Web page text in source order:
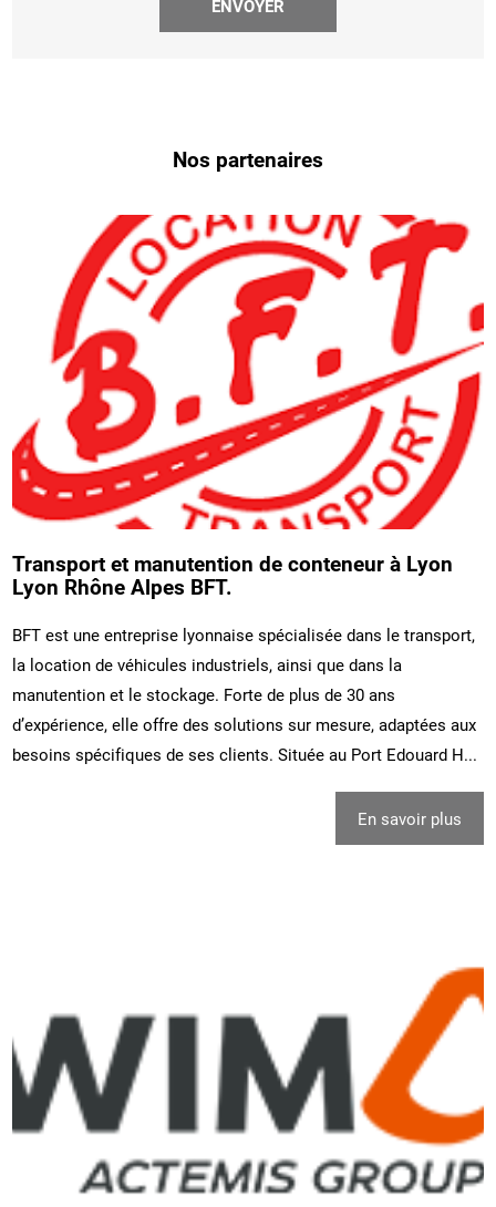
Nos partenaires
Transport et manutention de conteneur à Lyon
Lyon Rhône Alpes BFT.
BFT est une entreprise lyonnaise spécialisée dans le transport,
la location de véhicules industriels, ainsi que dans la
manutention et le stockage. Forte de plus de 30 ans
d’expérience, elle offre des solutions sur mesure, adaptées aux
besoins spécifiques de ses clients. Située au Port Edouard H...
En savoir plus